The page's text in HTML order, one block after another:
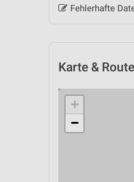
Fehlerhafte
Karte & Route
+
−